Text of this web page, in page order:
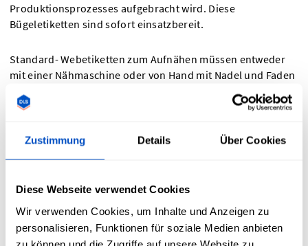
Zustimmung Details Über Cookies
Diese Webseite verwendet Cookies
Wir verwenden Cookies, um Inhalte und Anzeigen zu
personalisieren, Funktionen für soziale Medien anbieten
zu können und die Zugriffe auf unsere Website zu
Produktionsprozesses aufgebracht wird. Diese
Bügeletiketten sind sofort einsatzbereit.
Standard- Webetiketten zum Aufnähen müssen entweder
mit einer Nähmaschine oder von Hand mit Nadel und Faden
angebracht werden. Je nach Form des Etiketts kann man an
den Außenrändern nähen, bis das Etikett vollständig
Enden des Etiketts, damit es lockerer und beweglicher ist.
Welche Falz sollte ich für mein individuelles
Webetikett wählen?